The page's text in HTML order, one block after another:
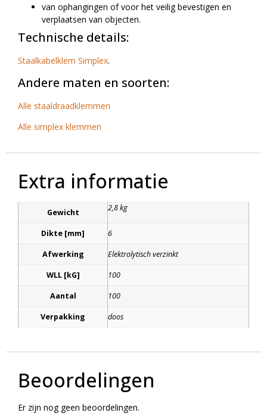
van ophangingen of voor het veilig bevestigen en
verplaatsen van objecten.
Technische details:
Staalkabelklem Simplex.
Andere maten en soorten:
Alle staaldraadklemmen
Alle simplex klemmen
Extra informatie
Gewicht 2,8 kg
Dikte [mm] 6
Afwerking Elektrolytisch verzinkt
WLL [kG] 100
Aantal 100
Verpakking doos
Beoordelingen
Er zijn nog geen beoordelingen.